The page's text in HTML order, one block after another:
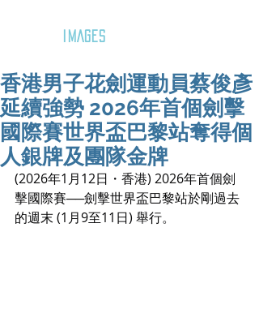
IMAGES
香港男子花劍運動員蔡俊彥
延續強勢 2026年首個劍擊
國際賽世界盃巴黎站奪得個
人銀牌及團隊金牌
(2026年1月12日・香港) 2026年首個劍
擊國際賽──劍擊世界盃巴黎站於剛過去
的週末 (1月9至11日) 舉行。